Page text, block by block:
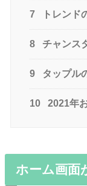
7 トレンド
8 チャンス
9 タップル
10 2021年
ホーム画面